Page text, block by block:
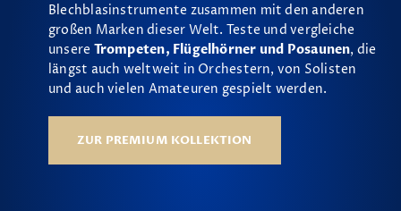
Blechblasinstrumente zusammen mit den anderen
großen Marken dieser Welt. Teste und vergleiche
unsere Trompeten, Flügelhörner und Posaunen, die
längst auch weltweit in Orchestern, von Solisten
und auch vielen Amateuren gespielt werden.
ZUR PREMIUM KOLLEKTION